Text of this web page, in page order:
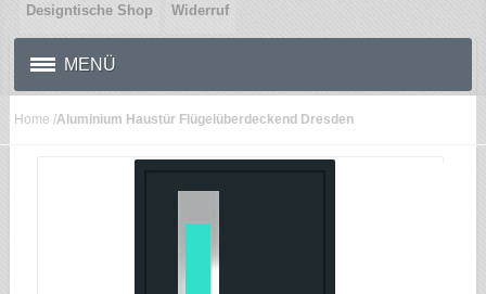
Designtische Shop Widerruf
MENÜ
Home /Aluminium Haustür Flügelüberdeckend Dresden